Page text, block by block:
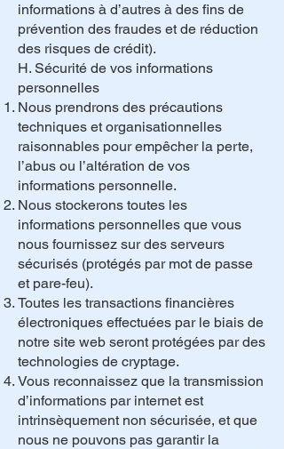
informations à d’autres à des fins de
prévention des fraudes et de réduction
des risques de crédit).
H. Sécurité de vos informations
personnelles
Nous prendrons des précautions
techniques et organisationnelles
raisonnables pour empêcher la perte,
l’abus ou l’altération de vos
informations personnelle.
Nous stockerons toutes les
informations personnelles que vous
nous fournissez sur des serveurs
sécurisés (protégés par mot de passe
et pare-feu).
Toutes les transactions financières
électroniques effectuées par le biais de
notre site web seront protégées par des
technologies de cryptage.
Vous reconnaissez que la transmission
d’informations par internet est
intrinsèquement non sécurisée, et que
nous ne pouvons pas garantir la